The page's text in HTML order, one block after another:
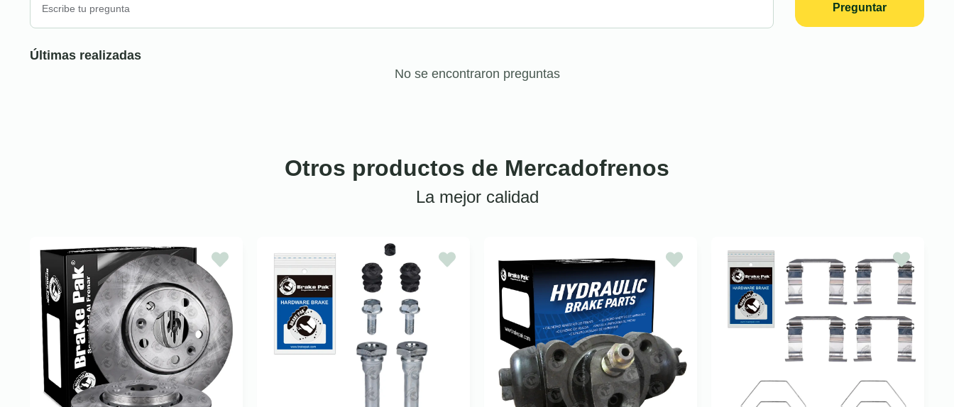
Preguntar
Últimas realizadas
No se encontraron preguntas
Otros productos de Mercadofrenos
La mejor calidad